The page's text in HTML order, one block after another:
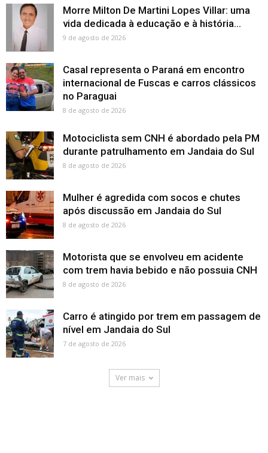
Morre Milton De Martini Lopes Villar: uma
vida dedicada à educação e à história...
9 de agosto de 2026
Casal representa o Paraná em encontro
internacional de Fuscas e carros clássicos
no Paraguai
8 de agosto de 2026
Motociclista sem CNH é abordado pela PM
durante patrulhamento em Jandaia do Sul
8 de agosto de 2026
Mulher é agredida com socos e chutes
após discussão em Jandaia do Sul
8 de agosto de 2026
Motorista que se envolveu em acidente
com trem havia bebido e não possuia CNH
8 de agosto de 2026
Carro é atingido por trem em passagem de
nível em Jandaia do Sul
7 de agosto de 2026
Ver mais